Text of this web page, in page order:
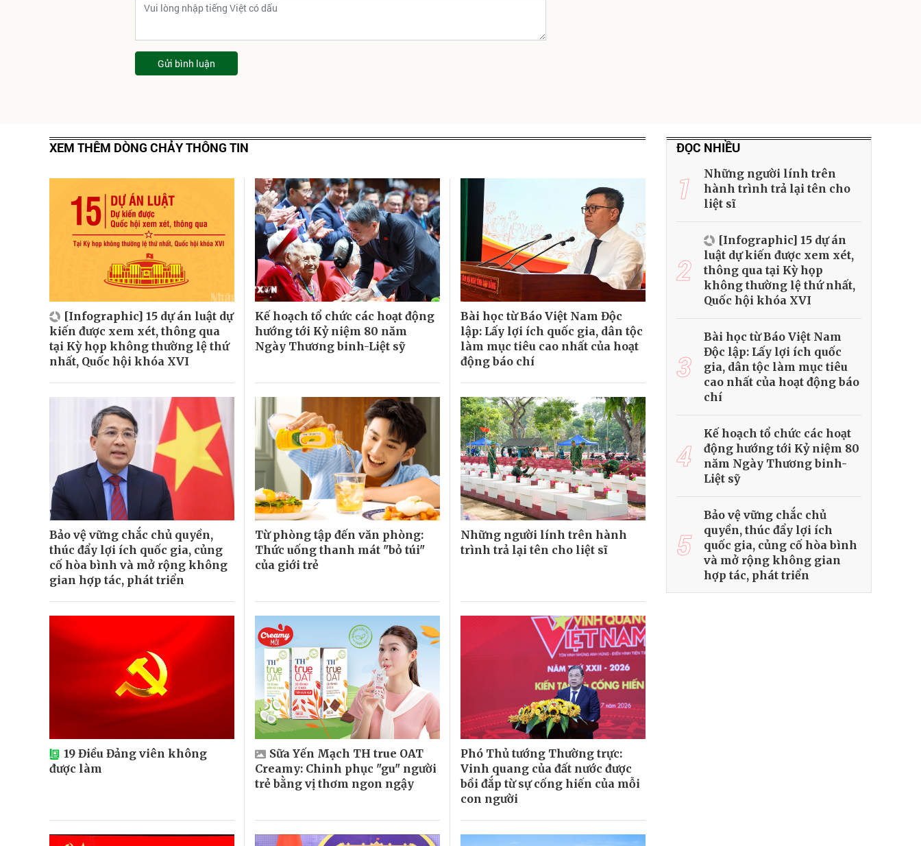
Gửi bình luận
XEM THÊM DÒNG CHẢY THÔNG TIN
[Infographic] 15 dự án luật dự
kiến được xem xét, thông qua
tại Kỳ họp không thường lệ thứ
nhất, Quốc hội khóa XVI
Kế hoạch tổ chức các hoạt động
hướng tới Kỷ niệm 80 năm
Ngày Thương binh-Liệt sỹ
Bài học từ Báo Việt Nam Độc
lập: Lấy lợi ích quốc gia, dân tộc
làm mục tiêu cao nhất của hoạt
động báo chí
Bảo vệ vững chắc chủ quyền,
thúc đẩy lợi ích quốc gia, củng
cố hòa bình và mở rộng không
gian hợp tác, phát triển
Từ phòng tập đến văn phòng:
Thức uống thanh mát "bỏ túi"
của giới trẻ
Những người lính trên hành
trình trả lại tên cho liệt sĩ
19 Điều Đảng viên không
được làm
Sữa Yến Mạch TH true OAT
Creamy: Chinh phục "gu" người
trẻ bằng vị thơm ngon ngậy
Phó Thủ tướng Thường trực:
Vinh quang của đất nước được
bồi đắp từ sự cống hiến của mỗi
con người
ĐỌC NHIỀU
1
Những người lính trên
hành trình trả lại tên cho
liệt sĩ
2
[Infographic] 15 dự án
luật dự kiến được xem xét,
thông qua tại Kỳ họp
không thường lệ thứ nhất,
Quốc hội khóa XVI
3
Bài học từ Báo Việt Nam
Độc lập: Lấy lợi ích quốc
gia, dân tộc làm mục tiêu
cao nhất của hoạt động báo
chí
4
Kế hoạch tổ chức các hoạt
động hướng tới Kỷ niệm 80
năm Ngày Thương binh-
Liệt sỹ
5
Bảo vệ vững chắc chủ
quyền, thúc đẩy lợi ích
quốc gia, củng cố hòa bình
và mở rộng không gian
hợp tác, phát triển